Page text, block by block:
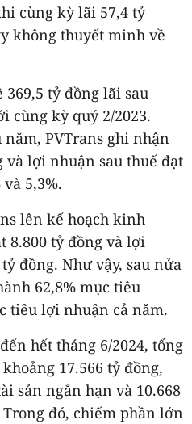
cùng kỳ lãi 57,4 tỷ
không thuyết minh về
369,5 tỷ đồng lãi sau
cùng kỳ quý 2/2023.
PVTrans ghi nhận
và lợi nhuận sau thuế đạt
5,3%.
lên kế hoạch kinh
8.800 tỷ đồng và lợi
đồng. Như vậy, sau nửa
62,8% mục tiêu
tiêu lợi nhuận cả năm.
hết tháng 6/2024, tổng
17.566 tỷ đồng,
sản ngắn hạn và 10.668
đó, chiếm phần lớn